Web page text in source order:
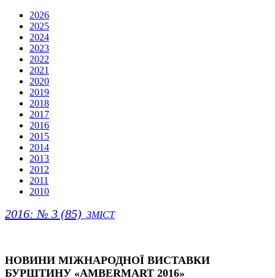
2026
2025
2024
2023
2022
2021
2020
2019
2018
2017
2016
2015
2014
2013
2012
2011
2010
2016: № 3 (85) ЗМІСТ
НОВИНИ МІЖНАРОДНОЇ ВИСТАВКИ
БУРШТИНУ «АMBERMART 2016»